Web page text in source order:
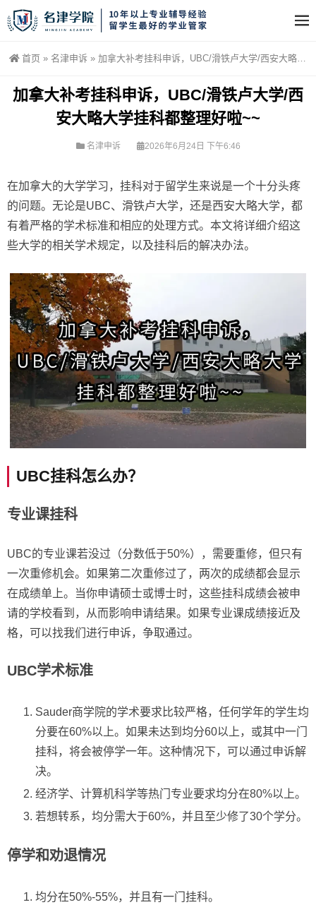
首页 » 名津申诉 » 加拿大补考挂科申诉，UBC/滑铁卢大学/西安大略大学挂科都整理好啦~~
加拿大补考挂科申诉，UBC/滑铁卢大学/西
安大略大学挂科都整理好啦~~
名津申诉 2026年6月24日 下午6:46
在加拿大的大学学习，挂科对于留学生来说是一个十分头疼
的问题。无论是UBC、滑铁卢大学，还是西安大略大学，都
有着严格的学术标准和相应的处理方式。本文将详细介绍这
些大学的相关学术规定，以及挂科后的解决办法。
UBC挂科怎么办？
专业课挂科
UBC的专业课若没过（分数低于50%），需要重修，但只有
一次重修机会。如果第二次重修过了，两次的成绩都会显示
在成绩单上。当你申请硕士或博士时，这些挂科成绩会被申
请的学校看到，从而影响申请结果。如果专业课成绩接近及
格，可以找我们进行申诉，争取通过。
UBC学术标准
Sauder商学院的学术要求比较严格，任何学年的学生均
分要在60%以上。如果未达到均分60以上，或其中一门
挂科，将会被停学一年。这种情况下，可以通过申诉解
决。
经济学、计算机科学等热门专业要求均分在80%以上。
若想转系，均分需大于60%，并且至少修了30个学分。
停学和劝退情况
均分在50%-55%，并且有一门挂科。